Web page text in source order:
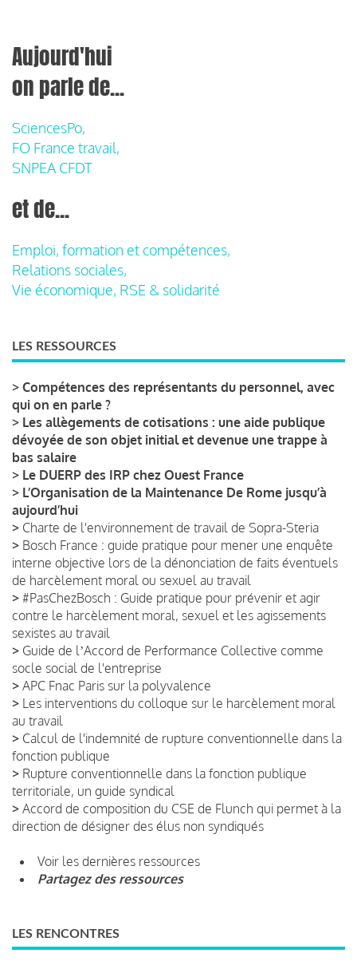
Aujourd'hui
on parle de...
SciencesPo,
FO France travail,
SNPEA CFDT
et de...
Emploi, formation et compétences,
Relations sociales,
Vie économique, RSE & solidarité
LES RESSOURCES
> Compétences des représentants du personnel, avec
qui on en parle ?
> Les allègements de cotisations : une aide publique
dévoyée de son objet initial et devenue une trappe à
bas salaire
> Le DUERP des IRP chez Ouest France
> L’Organisation de la Maintenance De Rome jusqu’à
aujourd’hui
> Charte de l'environnement de travail de Sopra-Steria
> Bosch France : guide pratique pour mener une enquête
interne objective lors de la dénonciation de faits éventuels
de harcèlement moral ou sexuel au travail
> #PasChezBosch : Guide pratique pour prévenir et agir
contre le harcèlement moral, sexuel et les agissements
sexistes au travail
> Guide de lʼAccord de Performance Collective comme
socle social de l'entreprise
> APC Fnac Paris sur la polyvalence
> Les interventions du colloque sur le harcèlement moral
au travail
> Calcul de l'indemnité de rupture conventionnelle dans la
fonction publique
> Rupture conventionnelle dans la fonction publique
territoriale, un guide syndical
> Accord de composition du CSE de Flunch qui permet à la
direction de désigner des élus non syndiqués
Voir les dernières ressources
Partagez des ressources
LES RENCONTRES